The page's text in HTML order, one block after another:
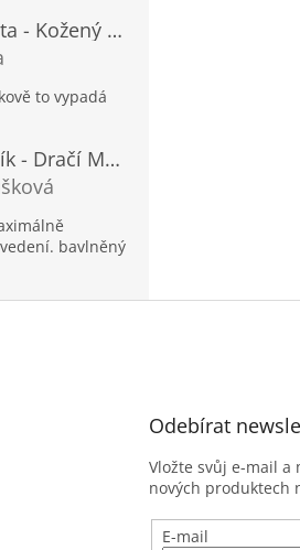
Velký Strom Života - Kožený Zápisník se Šňůrkou a Kamínkem - 20x16x2cm - 160 Stran
5 z 5 hvězdiček.
to vypadá
Obrovský Zápisník - Dračí Mandala s Chakra Kameny - 100 Stran - 25x34cm
5 z 5 hvězdiček.
bavlněný
Odebírat
Vložte svůj e-mail a
nových produktech
E-mail